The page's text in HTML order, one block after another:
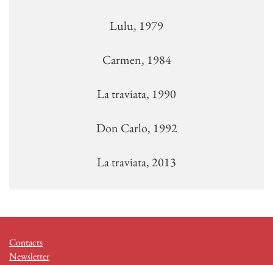
Lulu, 1979
Carmen, 1984
La traviata, 1990
Don Carlo, 1992
La traviata, 2013
Contacts
Newsletter